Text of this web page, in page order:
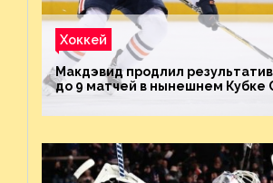
Хоккей
Макдэвид продлил
до 9 матчей в нынешнем Кубке